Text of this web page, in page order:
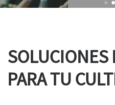
SOLUCIONES
PARA TU